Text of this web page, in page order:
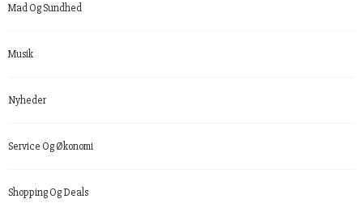
Mad Og Sundhed
Musik
Nyheder
Service Og Økonomi
Shopping Og Deals